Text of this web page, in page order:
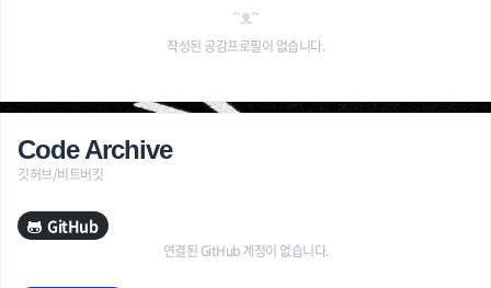
ᵔᴥᵔ
작성된 공감프로필이 없습니다.
Code Archive
깃허브/비트버킷
GitHub
연결된 GitHub 계정이 없습니다.